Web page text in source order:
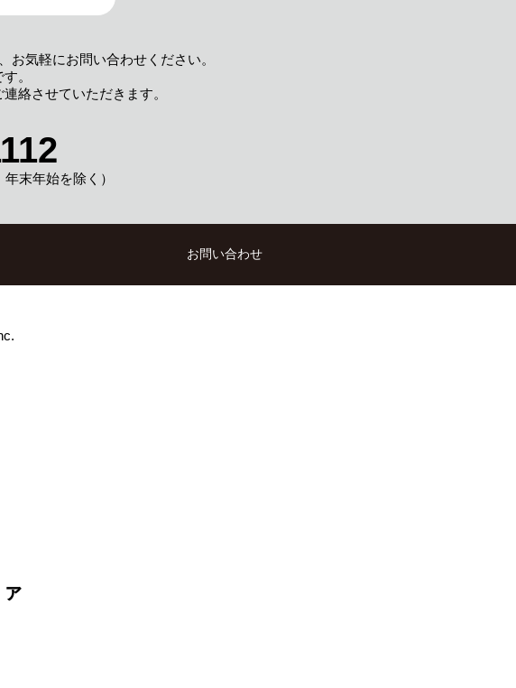
お気軽にお問い合わせください。
。
絡させていただきます。
末年始を除く）
お問い合わせ